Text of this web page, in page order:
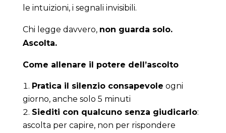
le intuizioni, i segnali invisibili.
Chi legge davvero, non guarda solo.
Ascolta.
Come allenare il potere dell’ascolto
Pratica il silenzio consapevole ogni
giorno, anche solo 5 minuti
Siediti con qualcuno senza giudicarlo:
ascolta per capire, non per rispondere